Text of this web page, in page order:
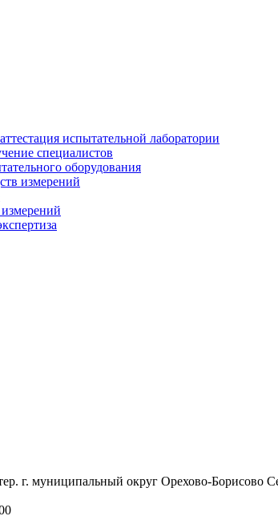
испытательной лаборатории
специалистов
оборудования
измерений
г. муниципальный округ Орехово-